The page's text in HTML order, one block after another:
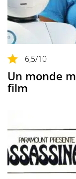
6,5/10
Un monde
film